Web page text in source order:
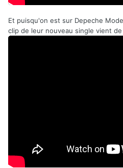
Et puisqu'on est sur Depeche
clip de leur nouveau single vient